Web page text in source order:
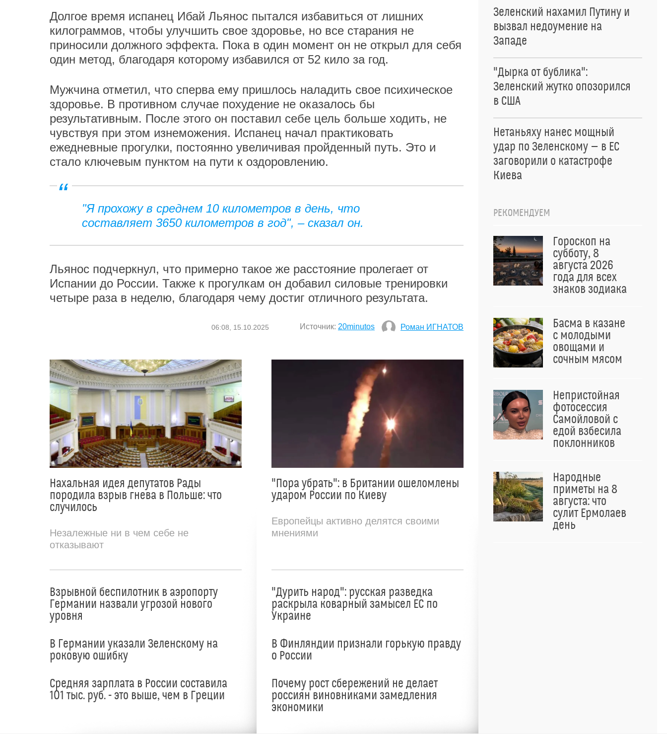
Долгое время испанец Ибай Льянос пытался избавиться от лишних
килограммов, чтобы улучшить свое здоровье, но все старания не
приносили должного эффекта. Пока в один момент он не открыл для себя
один метод, благодаря которому избавился от 52 кило за год.
Мужчина отметил, что сперва ему пришлось наладить свое психическое
здоровье. В противном случае похудение не оказалось бы
результативным. После этого он поставил себе цель больше ходить, не
чувствуя при этом изнеможения. Испанец начал практиковать
ежедневные прогулки, постоянно увеличивая пройденный путь. Это и
стало ключевым пунктом на пути к оздоровлению.
"Я прохожу в среднем 10 километров в день, что
составляет 3650 километров в год", – сказал он.
Льянос подчеркнул, что примерно такое же расстояние пролегает от
Испании до России. Также к прогулкам он добавил силовые тренировки
четыре раза в неделю, благодаря чему достиг отличного результата.
06:08, 15.10.2025 Источник: 20minutos Роман ИГНАТОВ
Нахальная идея депутатов Рады
породила взрыв гнева в Польше: что
случилось
Незалежные ни в чем себе не
отказывают
Взрывной беспилотник в аэропорту
Германии назвали угрозой нового
уровня
В Германии указали Зеленскому на
роковую ошибку
Средняя зарплата в России составила
101 тыс. руб. - это выше, чем в Греции
"Пора убрать": в Британии ошеломлены
ударом России по Киеву
Европейцы активно делятся своими
мнениями
"Дурить народ": русская разведка
раскрыла коварный замысел ЕС по
Украине
В Финляндии признали горькую правду
о России
Почему рост сбережений не делает
россиян виновниками замедления
экономики
Зеленский нахамил Путину и
вызвал недоумение на
Западе
"Дырка от бублика":
Зеленский жутко опозорился
в США
Нетаньяху нанес мощный
удар по Зеленскому — в ЕС
заговорили о катастрофе
Киева
РЕКОМЕНДУЕМ
Гороскоп на
субботу, 8
августа 2026
года для всех
знаков зодиака
Басма в казане
с молодыми
овощами и
сочным мясом
Непристойная
фотосессия
Самойловой с
едой взбесила
поклонников
Народные
приметы на 8
августа: что
сулит Ермолаев
день